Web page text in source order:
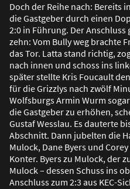
Doch der Reihe nach: Bereits
die Gastgeber durch einen
2:0 in Führung. Der
zehn: Vom Bully weg brachte
das Tor. Latta stand richtig,
nach innen und schoss ins
später stellte Kris Foucault
für die Grizzlys nach zwölf
Wolfsburgs Armin Wurm
die Gastgeber zu erhöhen,
Gustaf Wesslau. Es dauterte
Abschnitt. Dann jubelten die
Mulock, Dane Byers und
Konter. Byers zu Mulock, der
Mulock – dessen Schuss ins
Anschluss zum 2:3 aus KEC-